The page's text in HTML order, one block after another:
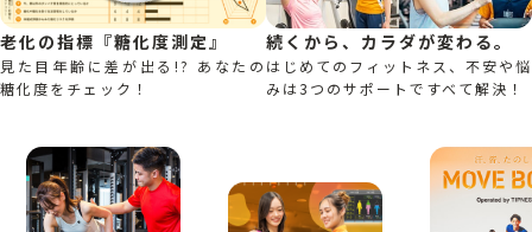
以下の駐車場が利用できます。
※会員専用の駐輪場ではありません
（会員割引はありません）
・入庫から90分無料
（駐車後6h毎に100円加算）
・最大収容台数 → 自転車200台
老化の指標『糖化度測定』
見た目年齢に差が出る!? あなたの
糖化度をチェック！
続くから、カラダが変わる。
はじめてのフィットネス、不安や悩
みは3つのサポートですべて解決！